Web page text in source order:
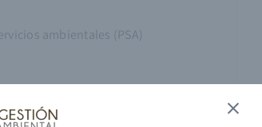
ambientales (PSA)